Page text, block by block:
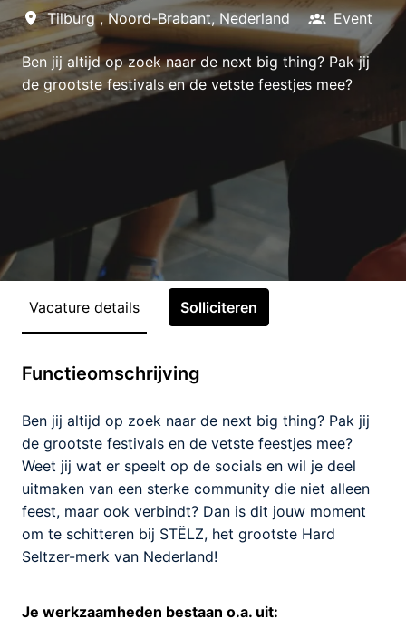
Tilburg, Noord-Brabant, Nederland Event
Ben jij altijd op zoek naar de next big thing? Pak jij
de grootste festivals en de vetste feestjes mee?
Vacature details Solliciteren
Functieomschrijving
Ben jij altijd op zoek naar de next big thing? Pak jij
de grootste festivals en de vetste feestjes mee?
Weet jij wat er speelt op de socials en wil je deel
uitmaken van een sterke community die niet alleen
feest, maar ook verbindt? Dan is dit jouw moment
om te schitteren bij STËLZ, het grootste Hard
Seltzer-merk van Nederland!
Je werkzaamheden bestaan o.a. uit: